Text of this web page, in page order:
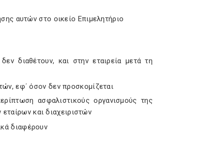
αυτών στο οικείο Επιμελητήριο
διαθέτουν, και στην εταιρεία μετά τη
εφ΄ όσον δεν προσκομίζεται
ασφαλιστικούς οργανισμούς της
και διαχειριστών
διαφέρουν